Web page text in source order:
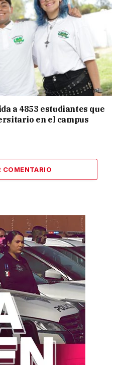
a 4853 estudiantes que
en el campus
COMENTARIO